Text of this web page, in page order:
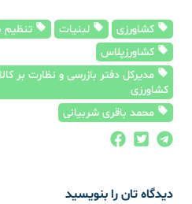
کشاورزی لبنیات تنظیم
کشاورزپلاس
مدیرکل دفتر بازرسی و نظارت بر
کشاورزی
محمد باقری شربیانی
دیدگاه تان را بنویسید